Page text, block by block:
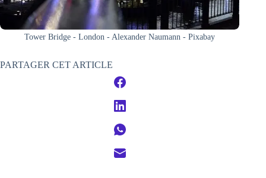
Tower Bridge - London - Alexander Naumann - Pixabay
PARTAGER CET ARTICLE